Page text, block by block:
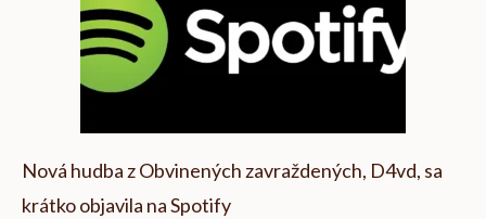
Nová hudba z Obvinených zavraždených, D4vd, sa
krátko objavila na Spotify